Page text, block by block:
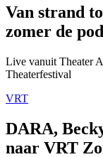
Van strand
zomer de
Live vanuit Theater
Theaterfestival
VRT
DARA,
naar VRT